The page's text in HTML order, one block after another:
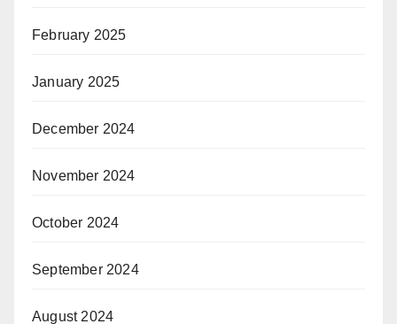
February 2025
January 2025
December 2024
November 2024
October 2024
September 2024
August 2024